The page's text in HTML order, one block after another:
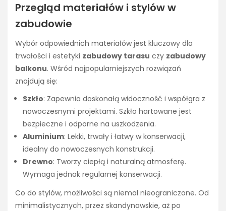
Przegląd materiałów i stylów w
zabudowie
Wybór odpowiednich materiałów jest kluczowy dla
trwałości i estetyki zabudowy tarasu czy zabudowy
balkonu. Wśród najpopularniejszych rozwiązań
znajdują się:
Szkło: Zapewnia doskonałą widoczność i współgra z
nowoczesnymi projektami. Szkło hartowane jest
bezpieczne i odporne na uszkodzenia.
Aluminium: Lekki, trwały i łatwy w konserwacji,
idealny do nowoczesnych konstrukcji.
Drewno: Tworzy ciepłą i naturalną atmosferę.
Wymaga jednak regularnej konserwacji.
Co do stylów, możliwości są niemal nieograniczone. Od
minimalistycznych, przez skandynawskie, aż po